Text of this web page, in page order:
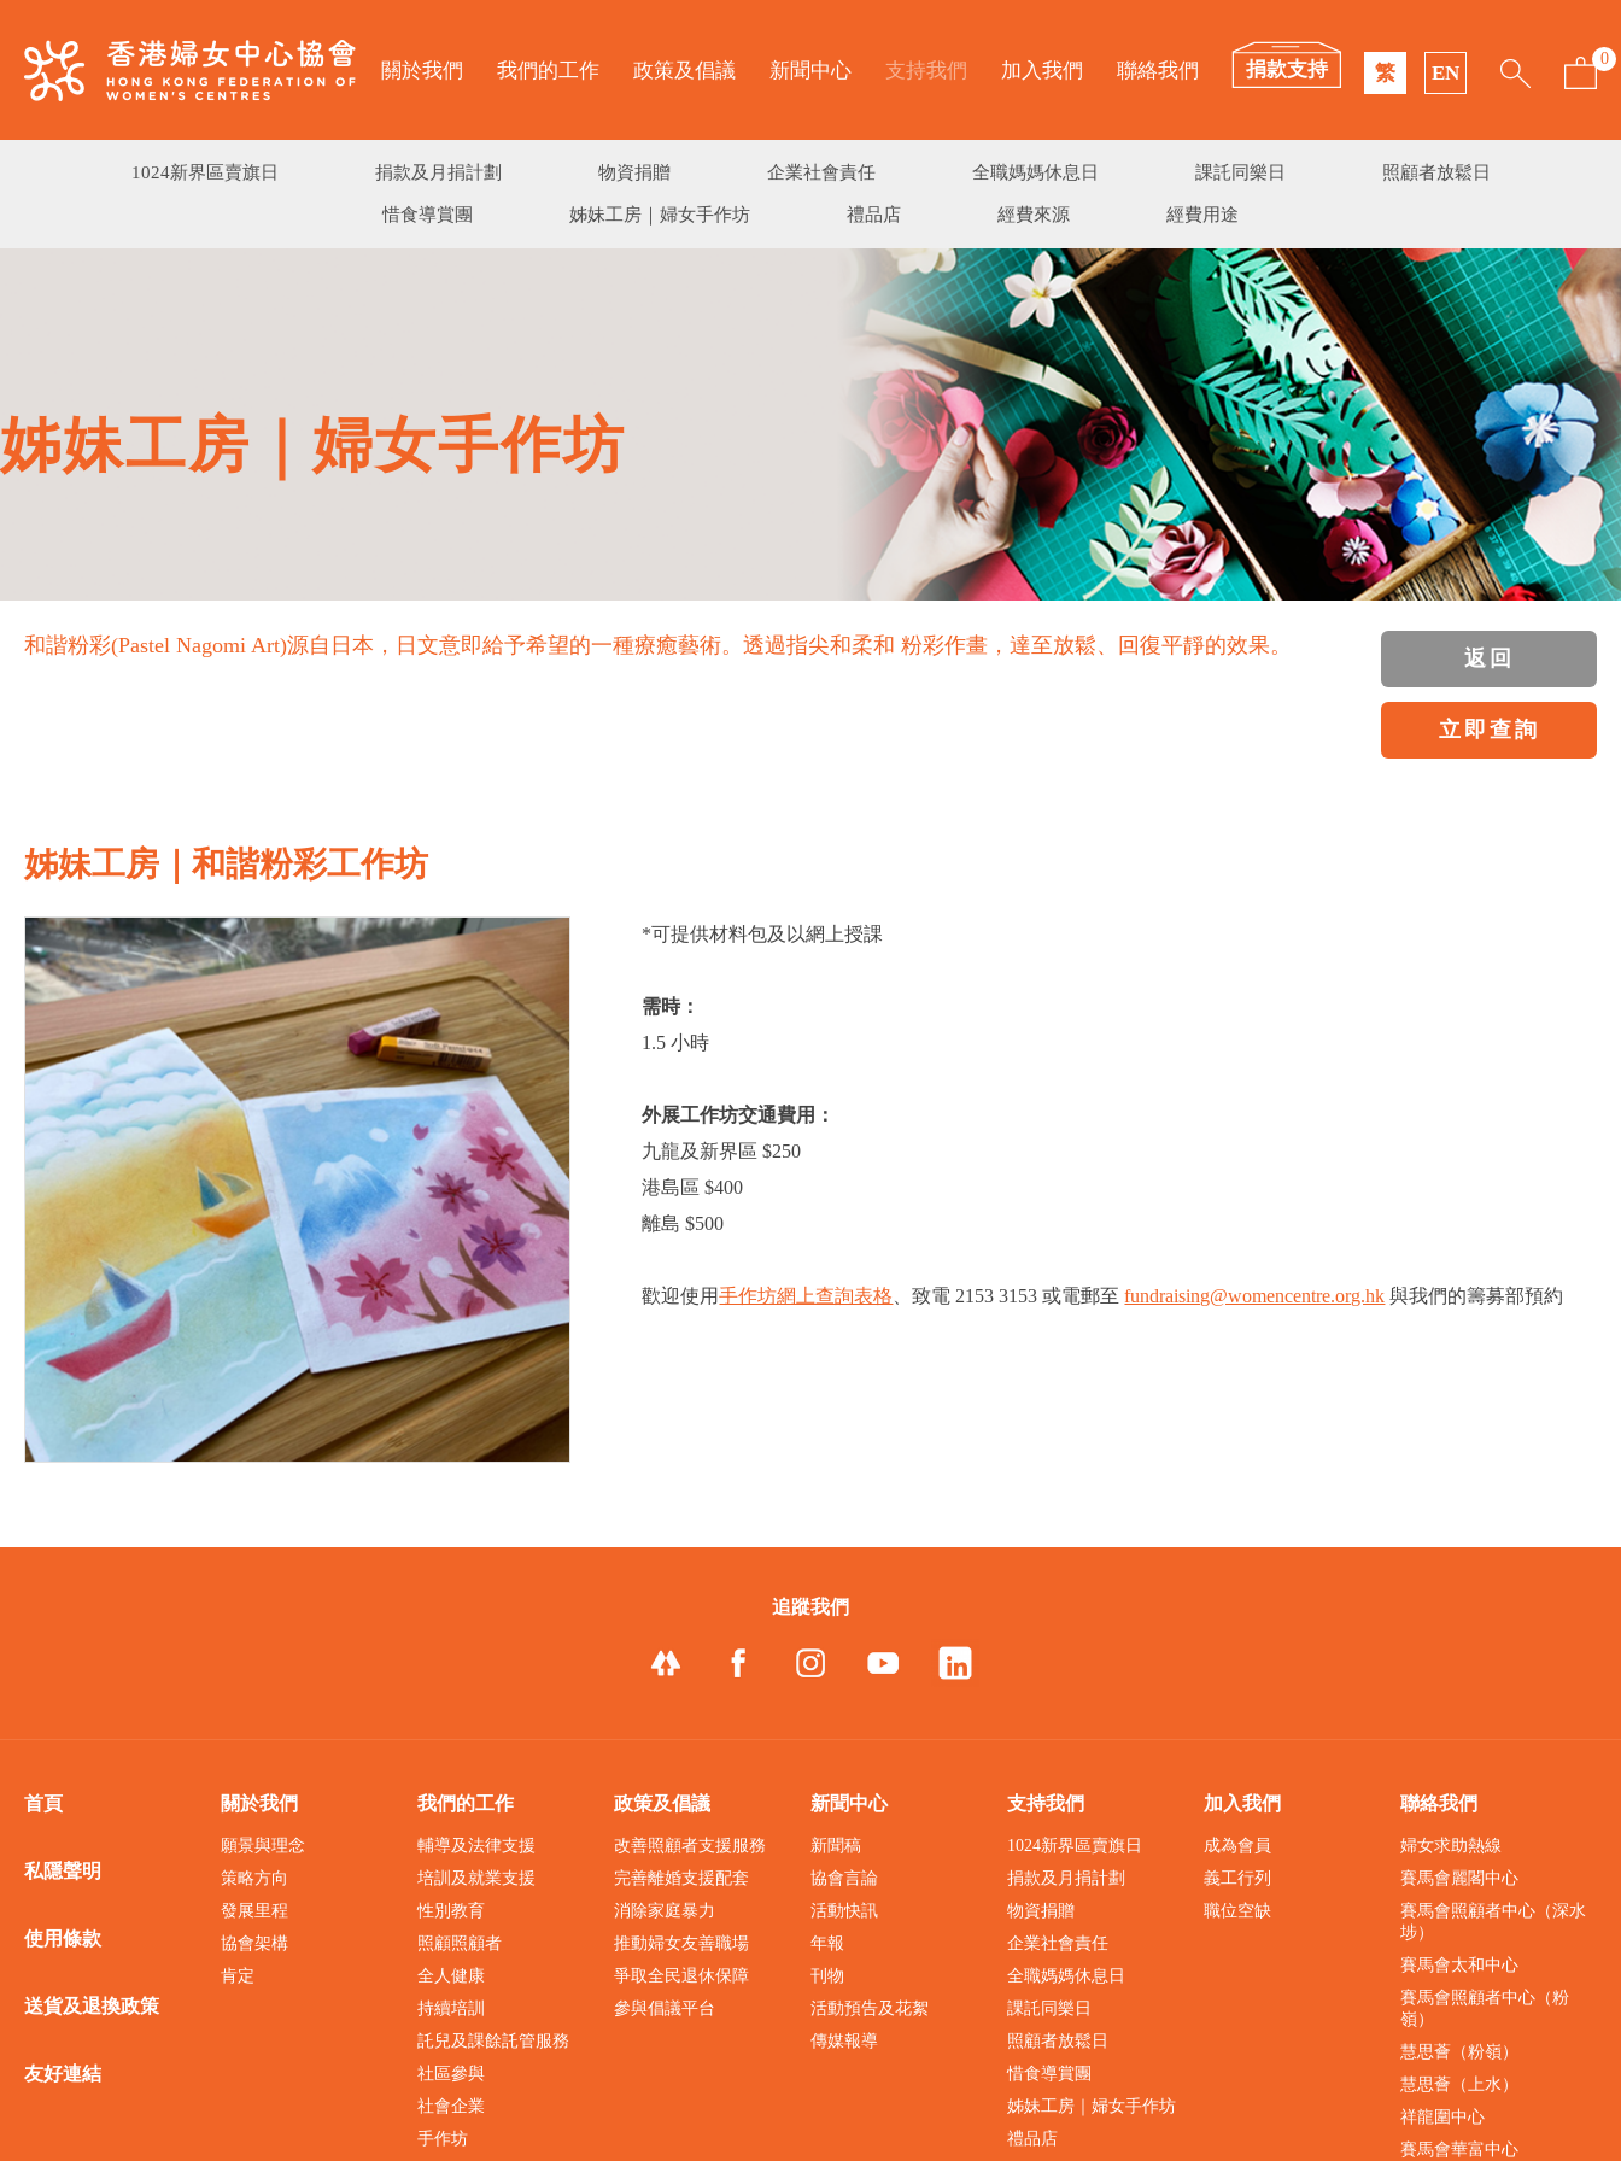
關於我們 我們的工作 政策及倡議 新聞中心 支持我們 加入我們 聯絡我們 捐款支持 繁 EN
0
1024新界區賣旗日 捐款及月捐計劃 物資捐贈 企業社會責任 全職媽媽休息日 課託同樂日 照顧者放鬆日
惜食導賞團 姊妹工房｜婦女手作坊 禮品店 經費來源 經費用途
姊妹工房｜婦女手作坊
和諧粉彩(Pastel Nagomi Art)源自日本，日文意即給予希望的一種療癒藝術。透過指尖和柔和 粉彩作畫，達至放鬆、回復平靜的效果。
返回
立即查詢
姊妹工房｜和諧粉彩工作坊
*可提供材料包及以網上授課
需時：
1.5 小時
外展工作坊交通費用：
九龍及新界區 $250
港島區 $400
離島 $500
歡迎使用手作坊網上查詢表格、致電 2153 3153 或電郵至fundraising@womencentre.org.hk 與我們的籌募部預約
追蹤我們
首頁
私隱聲明
使用條款
送貨及退換政策
友好連結
關於我們
願景與理念
策略方向
發展里程
協會架構
肯定
我們的工作
輔導及法律支援
培訓及就業支援
性別教育
照顧照顧者
全人健康
持續培訓
託兒及課餘託管服務
社區參與
社會企業
手作坊
政策及倡議
改善照顧者支援服務
完善離婚支援配套
消除家庭暴力
推動婦女友善職場
爭取全民退休保障
參與倡議平台
新聞中心
新聞稿
協會言論
活動快訊
年報
刊物
活動預告及花絮
傳媒報導
支持我們
1024新界區賣旗日
捐款及月捐計劃
物資捐贈
企業社會責任
全職媽媽休息日
課託同樂日
照顧者放鬆日
惜食導賞團
姊妹工房｜婦女手作坊
禮品店
加入我們
成為會員
義工行列
職位空缺
聯絡我們
婦女求助熱線
賽馬會麗閣中心
賽馬會照顧者中心（深水
埗）
賽馬會太和中心
賽馬會照顧者中心（粉
嶺）
慧思薈（粉嶺）
慧思薈（上水）
祥龍圍中心
賽馬會華富中心